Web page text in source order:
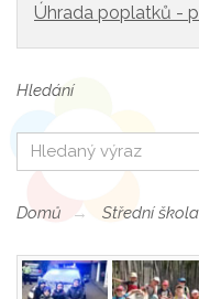
Úhrada poplatků -
Hledání
Domů Střední škola